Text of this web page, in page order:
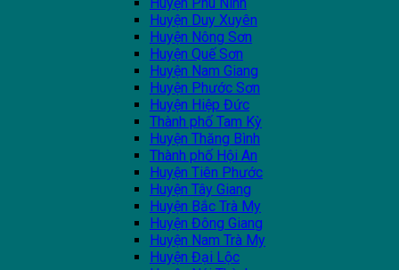
Huyện Duy Xuyên
Huyện Nông Sơn
Huyện Quế Sơn
Huyện Nam Giang
Huyện Phước Sơn
Huyện Hiệp Đức
Thành phố Tam Kỳ
Huyện Thăng Bình
Thành phố Hội An
Huyện Tiên Phước
Huyện Tây Giang
Huyện Bắc Trà My
Huyện Đông Giang
Huyện Nam Trà My
Huyện Đại Lộc